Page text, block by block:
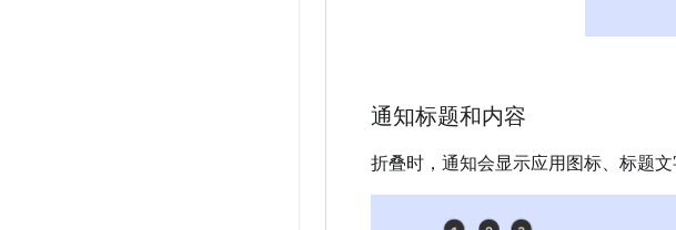
通知标题和内容
折叠时，通知会显示应用图标、标题